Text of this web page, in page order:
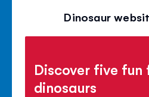
Dinosaur
Discover five
dinosaurs